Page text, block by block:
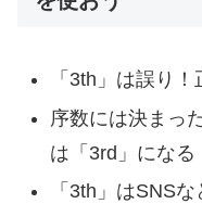
「3th」は誤り！
序数には決まっ
は「3rd」になる
「3th」はSNS